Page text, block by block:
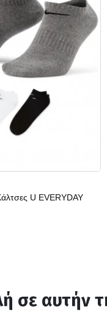
U EVERYDAY
σε αυτήν